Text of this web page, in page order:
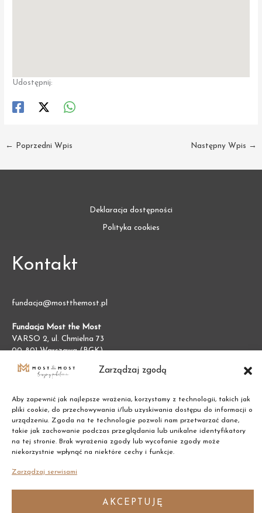
Zarządzaj zgodą
Aby zapewnić jak najlepsze wrażenia, korzystamy z technologii, takich jak
pliki cookie, do przechowywania i/lub uzyskiwania dostępu do informacji o
urządzeniu. Zgoda na te technologie pozwoli nam przetwarzać dane,
takie jak zachowanie podczas przeglądania lub unikalne identyfikatory
na tej stronie. Brak wyrażenia zgody lub wycofanie zgody może
niekorzystnie wpłynąć na niektóre cechy i funkcje.
Zarządzaj serwisami
AKCEPTUJĘ
Udostępnij:
← Poprzedni Wpis Następny Wpis →
Deklaracja dostępności
Polityka cookies
Kontakt
fundacja@mostthemost.pl
Fundacja Most the Most
VARSO 2, ul. Chmielna 73
00-801 Warszawa (BGK)
NIP: 7011002609
REGON:387474695